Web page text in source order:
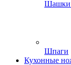
Шашки
Шпаги
Кухонные